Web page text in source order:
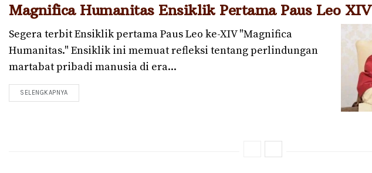
Magnifica Humanitas Ensiklik Pertama Paus Leo XIV
Segera terbit Ensiklik pertama Paus Leo ke-XIV "Magnifica
Humanitas." Ensiklik ini memuat refleksi tentang perlindungan
martabat pribadi manusia di era...
SELENGKAPNYA